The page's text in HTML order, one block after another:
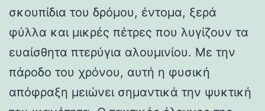
σκουπίδια του δρόμου, έντομα, ξερά
φύλλα και μικρές πέτρες που λυγίζουν τα
ευαίσθητα πτερύγια αλουμινίου. Με την
πάροδο του χρόνου, αυτή η φυσική
απόφραξη μειώνει σημαντικά την ψυκτική